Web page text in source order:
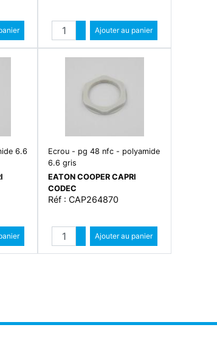
Quantité
Augmenter quantité
Diminuer quantité
Ajouter au panier
6.6
Ecrou - pg 48 nfc - polyamide
6.6 gris
EATON COOPER CAPRI
CODEC
Réf : CAP264870
Quantité
Augmenter quantité
Diminuer quantité
Ajouter au panier